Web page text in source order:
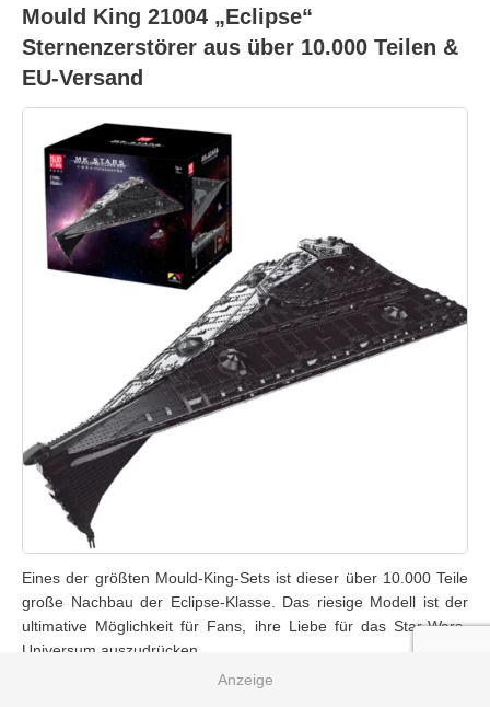
Mould King 21004 „Eclipse“
Sternenzerstörer aus über 10.000 Teilen &
EU-Versand
Eines der größten Mould-King-Sets ist dieser über 10.000 Teile
große Nachbau der Eclipse-Klasse. Das riesige Modell ist der
ultimative Möglichkeit für Fans, ihre Liebe für das Star-Wars-
Universum auszudrücken.